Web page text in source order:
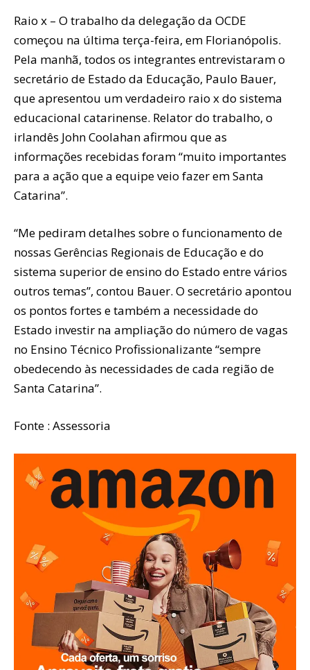
Raio x – O trabalho da delegação da OCDE
começou na última terça-feira, em Florianópolis.
Pela manhã, todos os integrantes entrevistaram o
secretário de Estado da Educação, Paulo Bauer,
que apresentou um verdadeiro raio x do sistema
educacional catarinense. Relator do trabalho, o
irlandês John Coolahan afirmou que as
informações recebidas foram “muito importantes
para a ação que a equipe veio fazer em Santa
Catarina”.
“Me pediram detalhes sobre o funcionamento de
nossas Gerências Regionais de Educação e do
sistema superior de ensino do Estado entre vários
outros temas”, contou Bauer. O secretário apontou
os pontos fortes e também a necessidade do
Estado investir na ampliação do número de vagas
no Ensino Técnico Profissionalizante “sempre
obedecendo às necessidades de cada região de
Santa Catarina”.
Fonte : Assessoria